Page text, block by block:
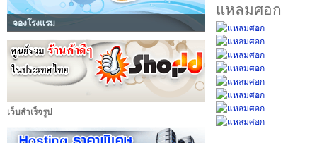
จองโรงแรม
เว็บสำเร็จรูป
แหลมศอก